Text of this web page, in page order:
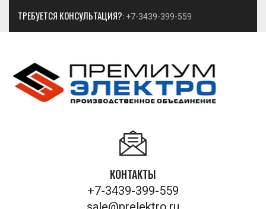
ТРЕБУЕТСЯ КОНСУЛЬТАЦИЯ?: +7-3439-399-559
КОНТАКТЫ
+7-3439-399-559